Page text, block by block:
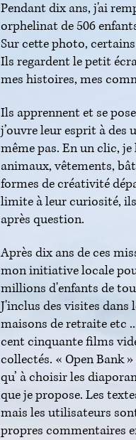
Pendant dix ans, j'ai
orphelinat de 506
Sur cette photo,
Ils regardent le petit
mes histoires, mes
Ils apprennent et se
j’ouvre leur esprit à des
même pas. En un clic,
animaux, vêtements,
formes de créativité
limite à leur curiosité,
après question.
Après dix ans de ces
mon initiative locale
millions d'enfants de
J'inclus des visites dans
maisons de retraite etc
cent cinquante films
collectés. « Open Bank
qu’ à choisir les
que je propose. Les
mais les utilisateurs
propres commentaires